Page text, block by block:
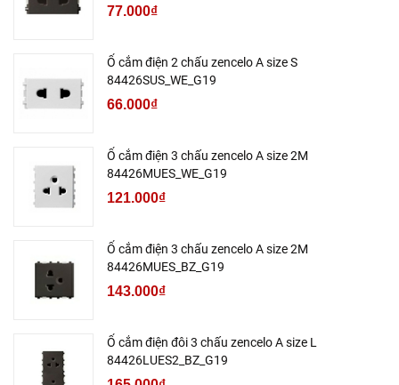
77.000₫
Ổ cắm điện 2 chấu zencelo A size S
84426SUS_WE_G19
66.000₫
Ổ cắm điện 3 chấu zencelo A size 2M
84426MUES_WE_G19
121.000₫
Ổ cắm điện 3 chấu zencelo A size 2M
84426MUES_BZ_G19
143.000₫
Ổ cắm điện đôi 3 chấu zencelo A size L
84426LUES2_BZ_G19